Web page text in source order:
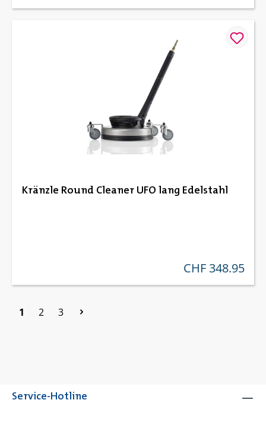
Kränzle Round Cleaner UFO lang Edelstahl
regulärer preis:
CHF 348.95
Seite
1 Seite
2 Seite
3
Service-Hotline